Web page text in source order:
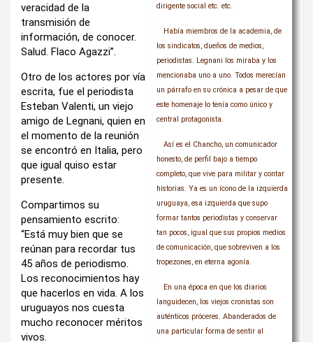
dirigente social etc. etc.
Había miembros de la academia, de
los sindicatos, dueños de medios,
periodistas. Legnani los miraba y los
mencionaba uno a uno. Todos merecían
un párrafo en su crónica a pesar de que
este homenaje lo tenía como único y
central protagonista.
Así es el Chancho, un comunicador
honesto, de perfil bajo a tiempo
completo, que vive para militar y contar
historias. Ya es un ícono de la izquierda
uruguaya, esa izquierda que supo
formar tantos periodistas y conservar
tan pocos, igual que sus propios medios
de comunicación, que sobreviven a los
tropezones, en eterna agonía.
En una época en que los diarios
languidecen, los viejos cronistas son
auténticos próceres. Abanderados de
una particular forma de sentir al
veracidad de la
transmisión de
información, de conocer.
Salud. Flaco Agazzi”.
Otro de los actores por vía
escrita, fue el periodista
Esteban Valenti, un viejo
amigo de Legnani, quien en
el momento de la reunión
se encontró en Italia, pero
que igual quiso estar
presente.
Compartimos su
pensamiento escrito:
“Está muy bien que se
reúnan para recordar tus
45 años de periodismo.
Los reconocimientos hay
que hacerlos en vida. A los
uruguayos nos cuesta
mucho reconocer méritos
vivos.